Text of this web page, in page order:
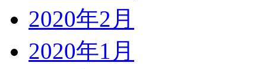
2020年2月
2020年1月